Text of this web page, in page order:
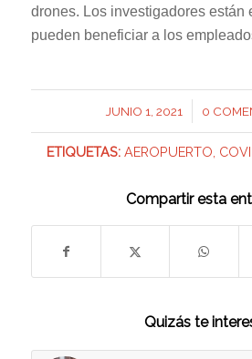
drones. Los investigadores están
pueden beneficiar a los
JUNIO 1, 2021
/ 0
ETIQUETAS: AEROPUERTO
Compartir esta
Quizás te